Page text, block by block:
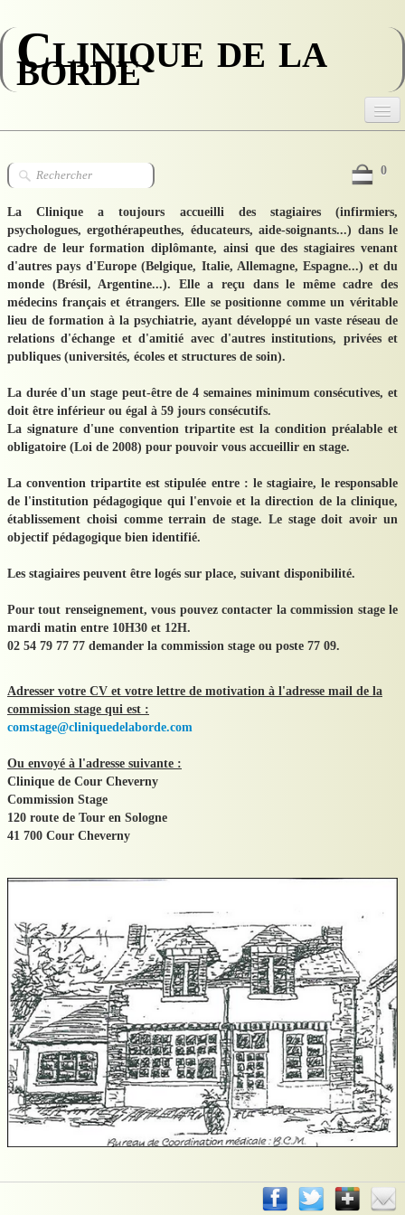
Clinique de la
borde
L'équipe médicale
Le personnel
Votre séjour
Stages
Contact
Liens
Certification
Actualités
0
​La Clinique a toujours accueilli des stagiaires (infirmiers,
psychologues, ergothérapeuthes, éducateurs, aide-soignants...) dans le
cadre de leur formation diplômante, ainsi que des stagiaires venant
d'autres pays d'Europe (Belgique, Italie, Allemagne, Espagne...) et du
monde (Brésil, Argentine...). Elle a reçu dans le même cadre des
médecins français et étrangers. Elle se positionne comme un véritable
lieu de formation à la psychiatrie, ayant développé un vaste réseau de
relations d'échange et d'amitié avec d'autres institutions, privées et
publiques (universités, écoles et structures de soin).
La durée d'un stage peut-être de 4 semaines minimum consécutives, et
doit être inférieur ou égal à 59 jours consécutifs.
La signature d'une convention tripartite est la condition préalable et
obligatoire (Loi de 2008) pour pouvoir vous accueillir en stage.
La convention tripartite est stipulée entre : le stagiaire, le responsable
de l'institution pédagogique qui l'envoie et la direction de la clinique,
établissement choisi comme terrain de stage. Le stage doit avoir un
objectif pédagogique bien identifié.
Les stagiaires peuvent être logés sur place, suivant disponibilité.
Pour tout renseignement, vous pouvez contacter la commission stage le
mardi matin entre 10H30 et 12H.
02 54 79 77 77 demander la commission stage ou poste 77 09.
Adresser votre CV et votre lettre de motivation à l'adresse mail de la
commission stage qui est :
comstage@cliniquedelaborde.com
Ou envoyé à l'adresse suivante :
Clinique de Cour Cheverny
​Commission Stage
​120 route de Tour en Sologne
​41 700 Cour Cheverny